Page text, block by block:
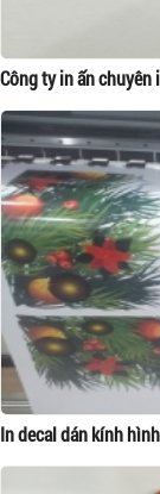
Công ty in ấn
In decal dán kính